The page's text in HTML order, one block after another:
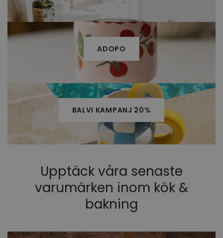
ADOPO
BALVI KAMPANJ 20%
Upptäck våra senaste
varumärken inom kök &
bakning